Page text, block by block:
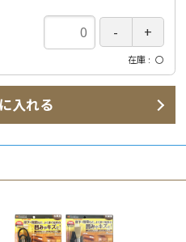
在庫 〇
入れる